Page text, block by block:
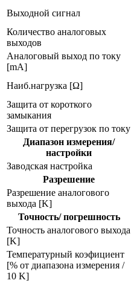
Выходной сигнал
Количество аналоговых
выходов
Аналоговый выход по току
[mA]
Наиб.нагрузка [Ω]
Защита от короткого
замыкания
Защита от перегрузок по току
Диапазон измерения/
настройки
Заводская настройка
Разрешение
Разрешение аналогового
выхода [K]
Точность/ погрешность
Точность аналогового выхода
[K]
Температурный коэфициент
[% от диапазона измерения /
10 K]